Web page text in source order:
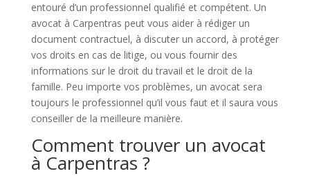
entouré d’un professionnel qualifié et compétent. Un
avocat à Carpentras peut vous aider à rédiger un
document contractuel, à discuter un accord, à protéger
vos droits en cas de litige, ou vous fournir des
informations sur le droit du travail et le droit de la
famille. Peu importe vos problèmes, un avocat sera
toujours le professionnel qu’il vous faut et il saura vous
conseiller de la meilleure manière.
Comment trouver un avocat
à Carpentras ?